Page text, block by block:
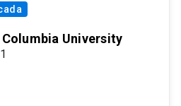
University